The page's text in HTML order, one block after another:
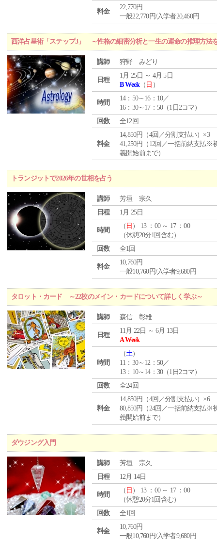
料金
22,770円
一般22,770円/入学者20,460円
西洋占星術「ステップ3」 ～性格の細密分析と一生の運命の推理方法
講師 狩野 みどり
日程
1月 25日 ～ 4月 5日
B Week（ 日 ）
時間
14：50～16：10／
16：30～17：50（1日2コマ）
回数
全12回
料金
14,850円（4回／分割支払い）×3
41,250円（12回／一括前納支払※
義開始前まで）
トランジットで2026年の世相を占う
講師
芳垣 宗久
日程
1月 25日
時間
（ 日 ） 13 ：00 ～ 17 ：00
（休憩20分1回含む）
回数
全1回
料金
10,760円
一般10,760円/入学者9,680円
タロット・カード ～22枚のメイン・カードについて詳しく学ぶ～
講師 森信 彰雄
日程
11月 22日 ～ 6月 13日
A Week
時間
（土）
11：30～12：50／
13：10～14：30（1日2コマ）
回数
全24回
料金
14,850円（4回／分割支払い）×6
80,850円（24回／一括前納支払※
義開始前まで）
ダウジング入門
講師
芳垣 宗久
日程
12月 14日
時間
（ 日 ） 13 ：00 ～ 17 ：00
（休憩20分1回含む）
回数
全1回
料金
10,760円
一般10,760円/入学者9,680円